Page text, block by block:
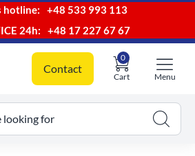
hotline:
+48 533 993 113
24h:
+48 17 227 67 67
Contact
Cart
0
Menu
looking for